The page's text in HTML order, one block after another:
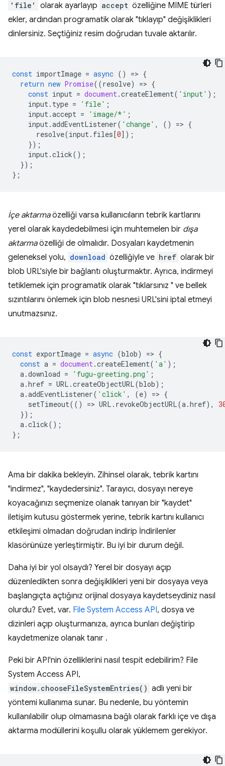
'file' olarak ayarlayıp accept özelliğine MIME türleri
ekler, ardından programatik olarak "tıklayıp" değişiklikleri
dinlersiniz. Seçtiğiniz resim doğrudan tuvale aktarılır.
const importImage = async () => {
return new Promise((resolve) => {
const input = document.createElement( 'input' );
input. type = 'file' ;
input.accept = 'image/*' ;
input.addEventListener( 'change' , () => {
resolve(input. files[0]);
});
input.click();
});
};
İçe aktarmaözelliği varsa kullanıcıların tebrik kartlarını
yerel olarak kaydedebilmesi için muhtemelen bir dışa
aktarmaözelliği de olmalıdır. Dosyaları kaydetmenin
geleneksel yolu, download özelliğiyle ve href olarak bir
blob URL'siyle bir bağlantı oluşturmaktır. Ayrıca, indirmeyi
tetiklemek için programatik olarak "tıklarsınız " ve bellek
sızıntılarını önlemek için blob nesnesi URL'sini iptal etmeyi
unutmazsınız.
const exportImage = async (blob) => {
const a = document.createElement( 'a' );
a.download = 'fugu-greeting.png' ;
a.href = URL .createObjectURL(blob);
a.addEventListener( 'click' , (e) => {
setTimeout(() => URL . revokeObjectURL(a.href),
});
a.click();
};
Ama bir dakika bekleyin. Zihinsel olarak, tebrik kartını
"indirmez", "kaydedersiniz". Tarayıcı, dosyayı nereye
koyacağınızı seçmenize olanak tanıyan bir "kaydet"
iletişim kutusu göstermek yerine, tebrik kartını kullanıcı
etkileşimi olmadan doğrudan indirip İndirilenler
klasörünüze yerleştirmiştir. Bu iyi bir durum değil.
Daha iyi bir yol olsaydı? Yerel bir dosyayı açıp
düzenledikten sonra değişiklikleri yeni bir dosyaya veya
başlangıçta açtığınız orijinal dosyaya kaydetseydiniz nasıl
olurdu? Evet, var. File System Access API, dosya ve
dizinleri açıp oluşturmanıza, ayrıca bunları değiştirip
kaydetmenize olanak tanır .
Peki bir API'nin özelliklerini nasıl tespit edebilirim? File
System Access API,
window.chooseFileSystemEntries() adlı yeni bir
yöntemi kullanıma sunar. Bu nedenle, bu yöntemin
kullanılabilir olup olmamasına bağlı olarak farklı içe ve dışa
aktarma modüllerini koşullu olarak yüklemem gerekiyor.